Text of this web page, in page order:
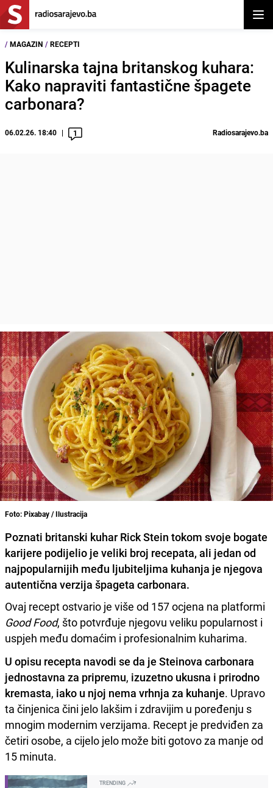
/ MAGAZIN / RECEPTI
Kulinarska tajna britanskog kuhara:
Kako napraviti fantastične špagete
carbonara?
06.02.26. 18:40 1 Radiosarajevo.ba
Foto: Pixabay / Ilustracija
Poznati britanski kuhar Rick Stein tokom svoje bogate
karijere podijelio je veliki broj recepata, ali jedan od
najpopularnijih među ljubiteljima kuhanja je njegova
autentična verzija špageta carbonara.
Ovaj recept ostvario je više od 157 ocjena na platformi
Good Food, što potvrđuje njegovu veliku popularnost i
uspjeh među domaćim i profesionalnim kuharima.
U opisu recepta navodi se da je Steinova carbonara
jednostavna za pripremu, izuzetno ukusna i prirodno
kremasta, iako u njoj nema vrhnja za kuhanje. Upravo
ta činjenica čini jelo lakšim i zdravijim u poređenju s
mnogim modernim verzijama. Recept je predviđen za
četiri osobe, a cijelo jelo može biti gotovo za manje od
15 minuta.
TRENDING